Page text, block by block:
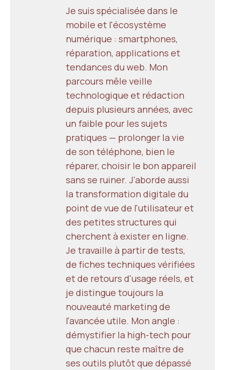
Je suis spécialisée dans le
mobile et l'écosystème
numérique : smartphones,
réparation, applications et
tendances du web. Mon
parcours mêle veille
technologique et rédaction
depuis plusieurs années, avec
un faible pour les sujets
pratiques — prolonger la vie
de son téléphone, bien le
réparer, choisir le bon appareil
sans se ruiner. J'aborde aussi
la transformation digitale du
point de vue de l'utilisateur et
des petites structures qui
cherchent à exister en ligne.
Je travaille à partir de tests,
de fiches techniques vérifiées
et de retours d'usage réels, et
je distingue toujours la
nouveauté marketing de
l'avancée utile. Mon angle :
démystifier la high-tech pour
que chacun reste maître de
ses outils plutôt que dépassé